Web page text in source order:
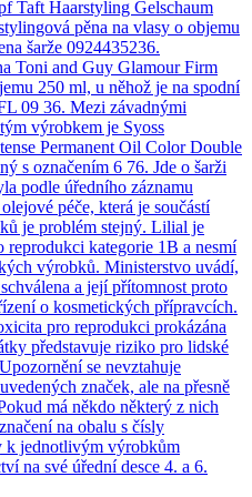
Taft Haarstyling Gelschaum
pěna na vlasy o objemu
šarže 0924435236.
Toni and Guy Glamour Firm
250 ml, u něhož je na spodní
09 36. Mezi závadnými
výrobkem je Syoss
Permanent Oil Color Double
s označením 6 76. Jde o šarži
podle úředního záznamu
péče, která je součástí
je problém stejný. Lilial je
kategorie 1B a nesmí
výrobků. Ministerstvo uvádí,
a její přítomnost proto
o kosmetických přípravcích.
pro reprodukci prokázána
představuje riziko pro lidské
se nevztahuje
značek, ale na přesně
má někdo některý z nich
na obalu s čísly
k jednotlivým výrobkům
na své úřední desce 4. a 6.